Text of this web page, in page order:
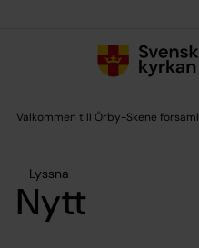
Välkommen till Örby-Skene
Lyssna
Nytt